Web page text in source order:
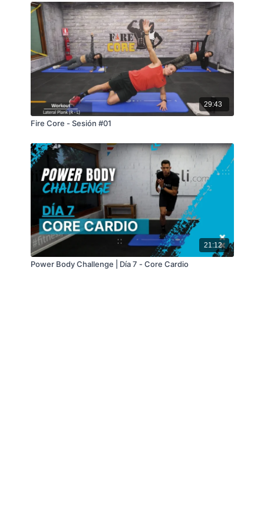
29:43
Fire Core - Sesión #01
21:12
Power Body Challenge | Día 7 - Core Cardio